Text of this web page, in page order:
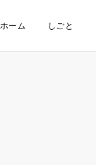
ホーム しごと